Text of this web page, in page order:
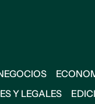
Y LEGALES